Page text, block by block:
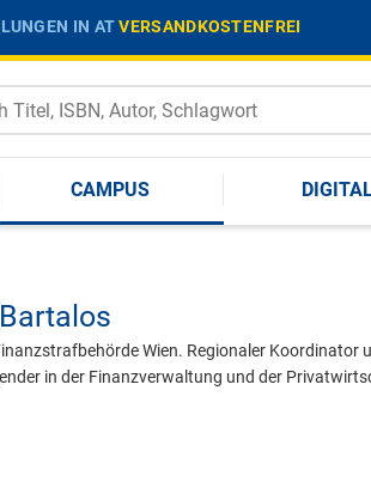
IN ATVERSANDKOSTENFREI
CAMPUS
Wien. Regionaler Koordinator
in der Finanzverwaltung und der